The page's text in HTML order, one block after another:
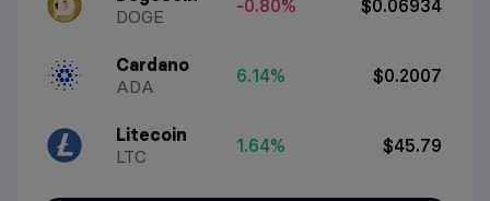
DOGE
-0.80% $0.06934
Cardano
ADA
6.14% $0.2007
Litecoin
LTC
1.64% $45.79